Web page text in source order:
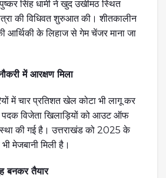
सिंह धामी ने खुद उखीमठ स्थित
की विधिवत शुरुआत की। शीतकालीन
आर्थिकी के लिहाज से गेम चेंजर माना जा
में आरक्षण मिला
में चार प्रतिशत खेल कोटा भी लागू कर
पदक विजेता खिलाड़ियों को आउट ऑफ
की गई है। उत्तराखंड को 2025 के
मेजबानी मिली है।
बनकर तैयार